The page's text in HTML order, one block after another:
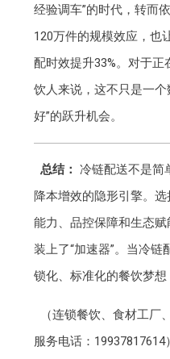
经验调车”的时代，转而
120万件的规模效应，也
配时效提升33%。对于
饮人来说，这不只是一个
好”的跃升机会。
总结： 冷链配送不是简
降本增效的隐形引擎。
能力、品控保障和生态
装上了“加速器”。当冷链
锁化、标准化的餐饮梦想
（连锁餐饮、食材工厂
服务电话：19937817614）